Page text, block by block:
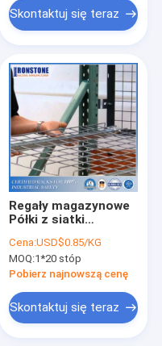
Skontaktuj się teraz
Regały magazynowe
Półki z siatki
Cena:USD$0.85/KG
MOQ:1*20 stóp
Pobierz najnowszą cenę
Skontaktuj się teraz